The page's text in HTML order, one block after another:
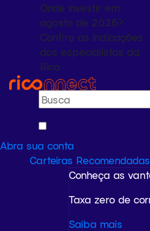
Onde investir em
agosto de 2026?
Confira as indicações
dos especialistas da
Rico
Abra sua conta
Carteiras Recomendadas
Conheça as
Taxa zero de
Saiba mais